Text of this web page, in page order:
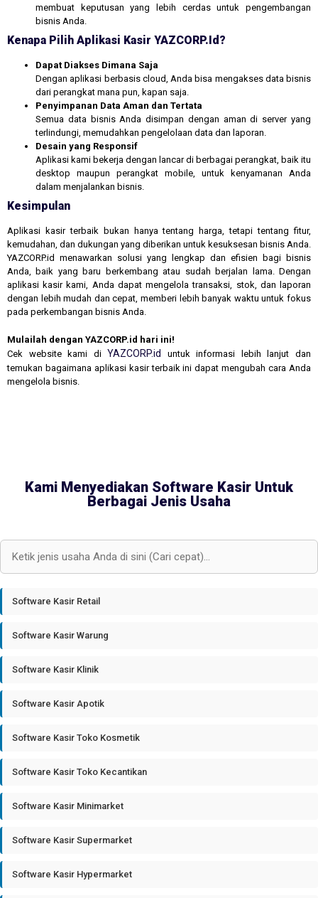
membuat keputusan yang lebih cerdas untuk pengembangan
bisnis Anda.
Kenapa Pilih Aplikasi Kasir YAZCORP.id?
Dapat Diakses Dimana Saja
Dengan aplikasi berbasis cloud, Anda bisa mengakses data bisnis
dari perangkat mana pun, kapan saja.
Penyimpanan Data Aman dan Tertata
Semua data bisnis Anda disimpan dengan aman di server yang
terlindungi, memudahkan pengelolaan data dan laporan.
Desain yang Responsif
Aplikasi kami bekerja dengan lancar di berbagai perangkat, baik itu
desktop maupun perangkat mobile, untuk kenyamanan Anda
dalam menjalankan bisnis.
Kesimpulan
Aplikasi kasir terbaik bukan hanya tentang harga, tetapi tentang fitur,
kemudahan, dan dukungan yang diberikan untuk kesuksesan bisnis Anda.
YAZCORP.id menawarkan solusi yang lengkap dan efisien bagi bisnis
Anda, baik yang baru berkembang atau sudah berjalan lama. Dengan
aplikasi kasir kami, Anda dapat mengelola transaksi, stok, dan laporan
dengan lebih mudah dan cepat, memberi lebih banyak waktu untuk fokus
pada perkembangan bisnis Anda.
Mulailah dengan YAZCORP.id hari ini!
Cek website kami di YAZCORP.id
untuk informasi lebih lanjut dan
temukan bagaimana aplikasi kasir terbaik ini dapat mengubah cara Anda
mengelola bisnis.
Kami Menyediakan Software Kasir Untuk
Berbagai Jenis Usaha
Software Kasir Retail
Software Kasir Warung
Software Kasir Klinik
Software Kasir Apotik
Software Kasir Toko Kosmetik
Software Kasir Toko Kecantikan
Software Kasir Minimarket
Software Kasir Supermarket
Software Kasir Hypermarket